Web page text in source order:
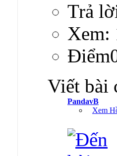
Trả
Xem:
Viết bài
PandavB
Xem